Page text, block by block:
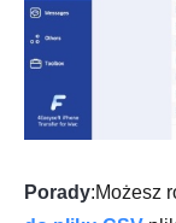
Porady:Możesz